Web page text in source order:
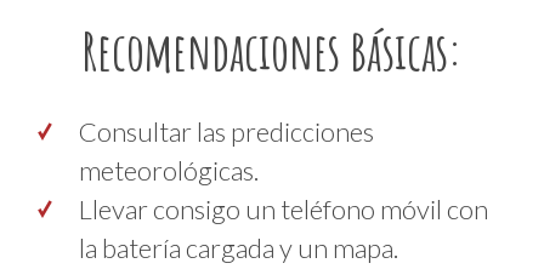
Recomendaciones Básicas:
Consultar las predicciones
meteorológicas.
Llevar consigo un teléfono móvil con
la batería cargada y un mapa.